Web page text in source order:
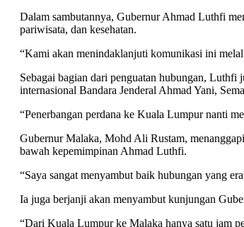
Dalam sambutannya, Gubernur Ahmad Luthfi
pariwisata, dan kesehatan.
“Kami akan menindaklanjuti komunikasi ini
Sebagai bagian dari penguatan hubungan, Luthfi
internasional Bandara Jenderal Ahmad Yani,
“Penerbangan perdana ke Kuala Lumpur nanti
Gubernur Malaka, Mohd Ali Rustam,
bawah kepemimpinan Ahmad Luthfi.
“Saya sangat menyambut baik hubungan yang
Ia juga berjanji akan menyambut kunjungan
“Dari Kuala Lumpur ke Malaka hanya satu jam